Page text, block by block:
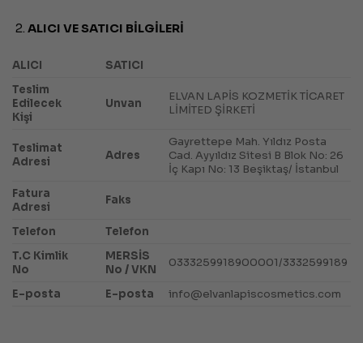
ALICI VE SATICI BİLGİLERİ
ALICI
SATICI
Teslim
Edilecek
Kişi
Unvan
ELVAN LAPİS KOZMETİK TİCARET
LİMİTED ŞİRKETİ
Teslimat
Adresi
Adres
Gayrettepe Mah. Yıldız Posta
Cad. Ayyıldız Sitesi B Blok No: 26
İç Kapı No: 13 Beşiktaş/ İstanbul
Fatura
Adresi
Faks
Telefon
Telefon
T.C Kimlik
No
MERSİS
No / VKN
0333259918900001/3332599189
E-posta E-posta info@elvanlapiscosmetics.com